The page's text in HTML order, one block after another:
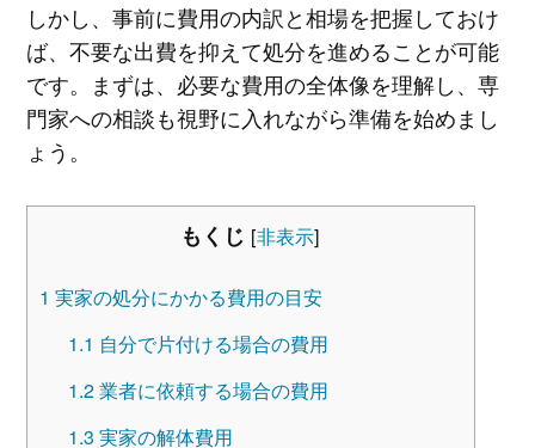
しかし、事前に費用の内訳と相場を把握しておけ
ば、不要な出費を抑えて処分を進めることが可能
です。まずは、必要な費用の全体像を理解し、専
門家への相談も視野に入れながら準備を始めまし
ょう。
もくじ [非表示]
1 実家の処分にかかる費用の目安
1.1 自分で片付ける場合の費用
1.2業者に依頼する場合の費用
1.3 実家の解体費用